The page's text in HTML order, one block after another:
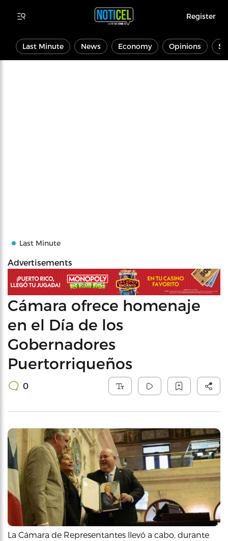
Register
Last Minute News Economy Opinions
Last Minute
Advertisements
Cámara ofrece homenaje
en el Día de los
Gobernadores
Puertorriqueños
0
La Cámara de Representantes llevó a cabo, durante